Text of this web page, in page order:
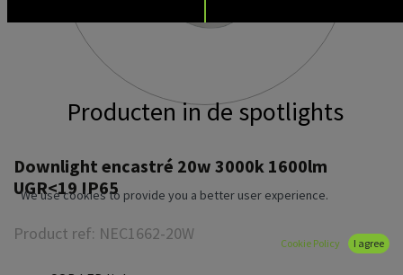
Downlight encastré 20w 3000k 1600lm
UGR<19 IP65
Product ref: NEC1662-20W
Producten in de spotlights
We use cookies to provide you a better user experience.
Cookie Policy I agree